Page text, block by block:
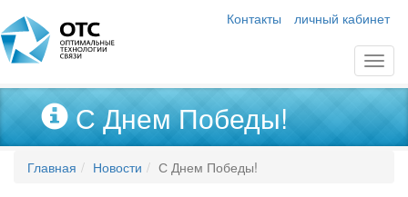
Контакты личный кабинет
С Днем Победы!
Главная Новости С Днем Победы!